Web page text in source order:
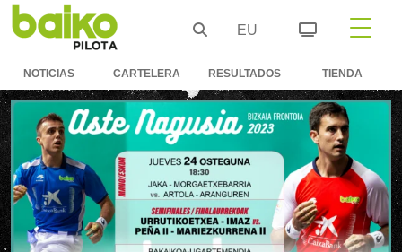
EU
NOTICIAS CARTELERA RESULTADOS TIENDA